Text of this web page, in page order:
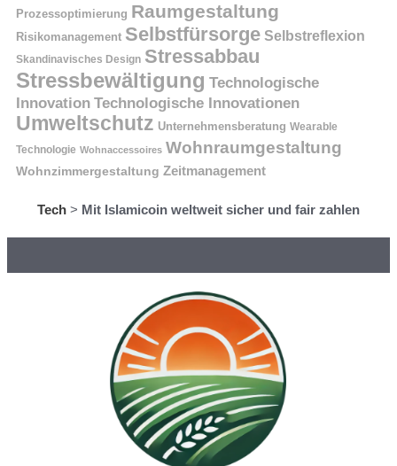
Prozessoptimierung Raumgestaltung
Risikomanagement Selbstfürsorge Selbstreflexion
Skandinavisches Design Stressabbau
Stressbewältigung Technologische
Innovation Technologische Innovationen
Umweltschutz Unternehmensberatung Wearable
Technologie Wohnaccessoires Wohnraumgestaltung
Wohnzimmergestaltung Zeitmanagement
Tech > Mit Islamicoin weltweit sicher und fair zahlen